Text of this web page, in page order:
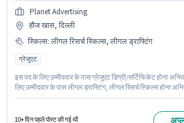
Planet Advertising
हौज खास, दिल्ली
स्किल्स: लीगल रिसर्च स्किल्स, लीगल ड्राफ्टिंग
ग्रेजुएट
इस पद के लिए उम्मीदवार के पास ग्रेजुएट डिग्री/सर्टिफिकेट होना
लिए उम्मीदवार के पास लीगल ड्राफ्टिंग, लीगल रिसर्च स्किल्स होना
लीगल श्रेणी में लीगल एग्जीक्यूटिव के रूप में जुड़ें।
10+ दिन पहले पोस्ट की गई थी